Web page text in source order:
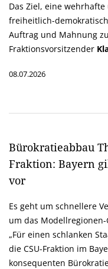
Das Ziel, eine
freiheitlich-
Auftrag und Mahnung
Fraktionsvorsitzender
08.07.2026
Bürokratieabbau
Fraktion: Bayern
vor
Es geht um schnellere
um das
Für einen schlanken
die CSU-Fraktion im
konsequenten